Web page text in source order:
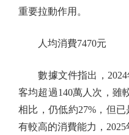
重要拉動作用。
人均消費7470元
數據文件指出，2024
客均超過140萬人次，雖
相比，仍低約27%，但
有較高的消費能力，